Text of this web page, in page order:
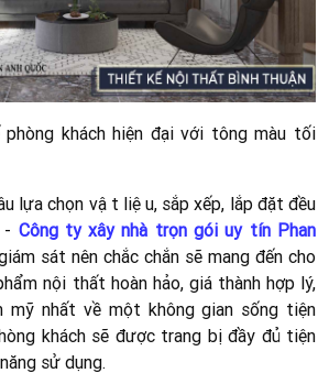
khách hiện đại với tông màu tối
lựa chọn vật liệu, sắp xếp, lắp đặt đều
- Công ty xây nhà trọn gói uy tín Phan
sát nên chắc chắn sẽ mang đến cho
nội thất hoàn hảo, giá thành hợp lý,
mỹ nhất về một không gian sống tiện
khách sẽ được trang bị đầy đủ tiện
sử dụng.